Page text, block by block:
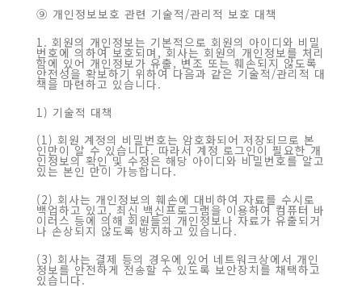
⑨ 개인정보보호 관련 기술적/관리적 보호 대책
1. 회원의 개인정보는 기본적으로 회원의 아이디와 비밀
번호에 의하여 보호되며, 회사는 회원의 개인정보를 처리
함에 있어 개인정보가 유출, 변조 또는 훼손되지 않도록
안전성을 확보하기 위하여 다음과 같은 기술적/관리적 대
책을 마련하고 있습니다.
1) 기술적 대책
(1) 회원 계정의 비밀번호는 암호화되어 저장되므로 본
인만이 알 수 있습니다. 따라서 계정 로그인이 필요한 개
인정보의 확인 및 수정은 해당 아이디와 비밀번호를 알고
있는 본인 만이 가능합니다.
(2) 회사는 개인정보의 훼손에 대비하여 자료를 수시로
백업하고 있고, 최신 백신프로그램을 이용하여 컴퓨터 바
이러스 등에 의해 회원들의 개인정보나 자료가 유출되거
나 손상되지 않도록 방지하고 있습니다.
(3) 회사는 결제 등의 경우에 있어 네트워크상에서 개인
정보를 안전하게 전송할 수 있도록 보안장치를 채택하고
있습니다.